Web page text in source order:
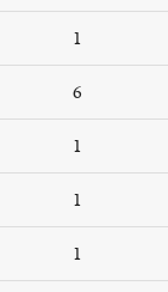
1
6
1
1
1